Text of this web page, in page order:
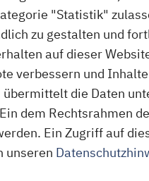
zum
PDF Fenster
"Statistik"
zu gestalten und
auf dieser
verbessern und
die Daten
dem Rechtsrahmen
Ein Zugriff auf
unseren